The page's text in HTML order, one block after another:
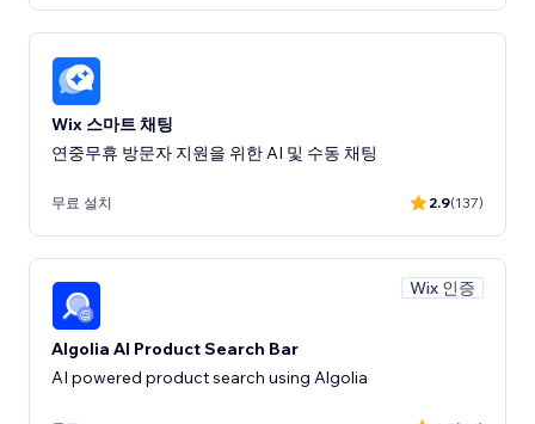
Wix 스마트 채팅
연중무휴 방문자 지원을 위한 AI 및 수동 채팅
무료 설치 2.9(137)
Wix 인증
Algolia AI Product Search Bar
AI powered product search using Algolia